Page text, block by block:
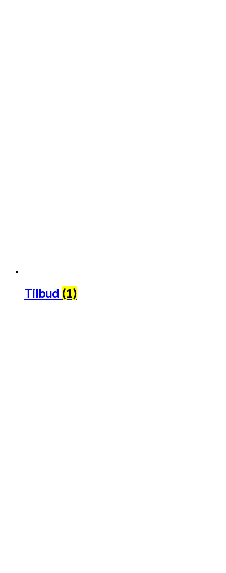
Tilbud (1)